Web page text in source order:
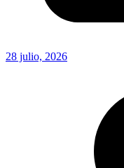
28 julio, 2026